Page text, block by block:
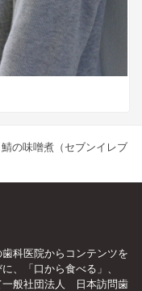
鯖の味噌煮（セブンイレブ
科医院からコンテンツを
、「口から食べる」、
一般社団法人 日本訪問歯